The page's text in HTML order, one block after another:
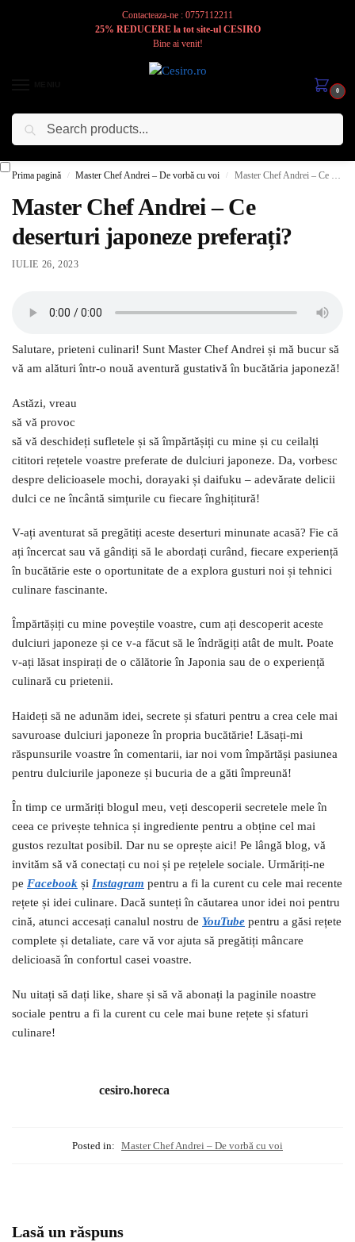
Contacteaza-ne : 0757112211
25% REDUCERE la tot site-ul CESIRO
Bine ai venit!
0
Cesiro
Prima pagină / Master Chef Andrei – De vorbă cu voi / Master Chef Andrei – Ce deserturi japoneze preferați?
Master Chef Andrei – Ce
deserturi japoneze preferați?
IULIE 26, 2023
Salutare, prieteni culinari! Sunt Master Chef Andrei și mă bucur să
vă am alături într-o nouă aventură gustativă în bucătăria japoneză!
Astăzi, vreau
să vă provoc
să vă deschideți sufletele și să împărtășiți cu mine și cu ceilalți
cititori rețetele voastre preferate de dulciuri japoneze. Da, vorbesc
despre delicioasele mochi, dorayaki și daifuku – adevărate delicii
dulci ce ne încântă simțurile cu fiecare înghițitură!
V-ați aventurat să pregătiți aceste deserturi minunate acasă? Fie că
ați încercat sau vă gândiți să le abordați curând, fiecare experiență
în bucătărie este o oportunitate de a explora gusturi noi și tehnici
culinare fascinante.
Împărtășiți cu mine poveștile voastre, cum ați descoperit aceste
dulciuri japoneze și ce v-a făcut să le îndrăgiți atât de mult. Poate
v-ați lăsat inspirați de o călătorie în Japonia sau de o experiență
culinară cu prietenii.
Haideți să ne adunăm idei, secrete și sfaturi pentru a crea cele mai
savuroase dulciuri japoneze în propria bucătărie! Lăsați-mi
răspunsurile voastre în comentarii, iar noi vom împărtăși pasiunea
pentru dulciurile japoneze și bucuria de a găti împreună!
În timp ce urmăriți blogul meu, veți descoperii secretele mele în
ceea ce privește tehnica și ingrediente pentru a obține cel mai
gustos rezultat posibil. Dar nu se oprește aici! Pe lângă blog, vă
invităm să vă conectați cu noi și pe rețelele sociale. Urmăriți-ne
pe Facebook și Instagram pentru a fi la curent cu cele mai recente
rețete și idei culinare. Dacă sunteți în căutarea unor idei noi pentru
cină, atunci accesați canalul nostru de YouTube pentru a găsi rețete
complete și detaliate, care vă vor ajuta să pregătiți mâncare
delicioasă în confortul casei voastre.
Nu uitați să dați like, share și să vă abonați la paginile noastre
sociale pentru a fi la curent cu cele mai bune rețete și sfaturi
culinare!
cesiro.horeca
Posted in: Master Chef Andrei – De vorbă cu voi
Lasă un răspuns